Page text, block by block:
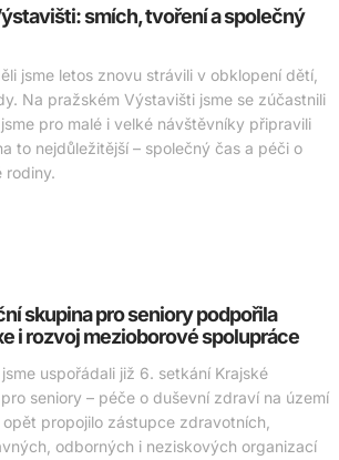
smích, tvoření a společný
jsme letos znovu strávili v obklopení dětí,
Na pražském Výstavišti jsme se zúčastnili
pro malé i velké návštěvníky připravili
to nejdůležitější – společný čas a péči o
rodiny.
skupina pro seniory podpořila
i rozvoj mezioborové spolupráce
uspořádali již 6. setkání Krajské
seniory – péče o duševní zdraví na území
opět propojilo zástupce zdravotních,
odborných i neziskových organizací